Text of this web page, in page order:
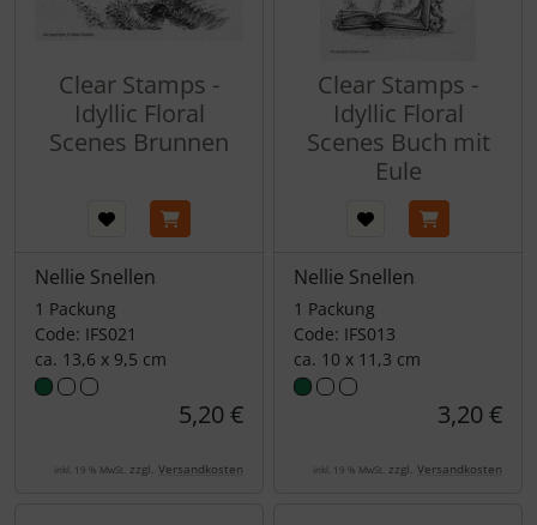
Clear Stamps -
Idyllic Floral
Scenes Brunnen
Nellie Snellen
1 Packung
Code: IFS021
ca. 13,6 x 9,5 cm
5,20 €
inkl. 19 % MwSt. zzgl. Versandkosten
Clear Stamps -
Idyllic Floral
Scenes Buch mit
Eule
Nellie Snellen
1 Packung
Code: IFS013
ca. 10 x 11,3 cm
3,20 €
inkl. 19 % MwSt. zzgl. Versandkosten